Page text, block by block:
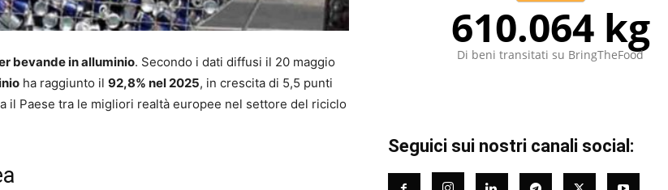
bevande in alluminio. Secondo i dati diffusi il 20 maggio
ha raggiunto il 92,8% nel 2025, in crescita di 5,5 punti
il Paese tra le migliori realtà europee nel settore del riciclo
610.064 kg
Di beni transitati su BringTheFood
Seguici sui nostri canali social: